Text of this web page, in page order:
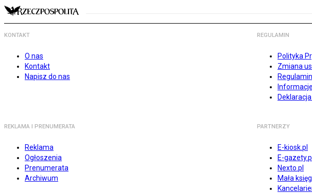
KONTAKT
O nas
Kontakt
Napisz do nas
REGULAMIN
Polityka
Zmiana
REKLAMA I PRENUMERATA
Reklama
Ogłoszenia
Prenumerata
Archiwum
PARTNERZY
E-kiosk.pl
E-gazety.pl
Nexto.pl
Mała